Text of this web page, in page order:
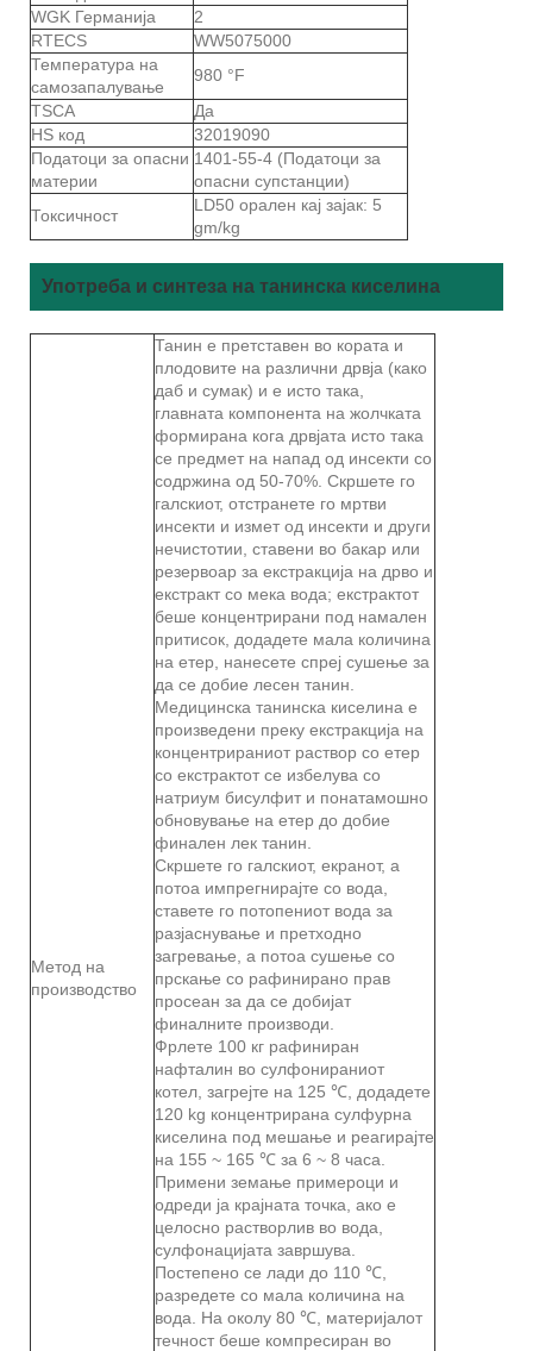
WGK Германија
2
RTECS
WW5075000
Температура на
самозапалување
980 °F
TSCA
Да
HS код
32019090
Податоци за опасни
материи
1401-55-4 (Податоци за
опасни супстанции)
Токсичност
LD50 орален кај зајак: 5
gm/kg
Употреба и синтеза на танинска киселина
Метод на
производство
Танин е претставен во кората и
плодовите на различни дрвја (како
даб и сумак) и е исто така,
главната компонента на жолчката
формирана кога дрвјата исто така
се предмет на напад од инсекти со
содржина од 50-70%. Скршете го
галскиот, отстранете го мртви
инсекти и измет од инсекти и други
нечистотии, ставени во бакар или
резервоар за екстракција на дрво и
екстракт со мека вода; екстрактот
беше концентрирани под намален
притисок, додадете мала количина
на етер, нанесете спреј сушење за
да се добие лесен танин.
Медицинска танинска киселина е
произведени преку екстракција на
концентрираниот раствор со етер
со екстрактот се избелува со
натриум бисулфит и понатамошно
обновување на етер до добие
финален лек танин.
Скршете го галскиот, екранот, а
потоа импрегнирајте со вода,
ставете го потопениот вода за
разјаснување и претходно
загревање, а потоа сушење со
прскање со рафинирано прав
просеан за да се добијат
финалните производи.
Фрлете 100 кг рафиниран
нафталин во сулфонираниот
котел, загрејте на 125 ℃, додадете
120 kg концентрирана сулфурна
киселина под мешање и реагирајте
на 155 ~ 165 ℃ за 6 ~ 8 часа.
Примени земање примероци и
одреди ја крајната точка, ако е
целосно растворлив во вода,
сулфонацијата завршува.
Постепено се лади до 110 ℃,
разредете со мала количина на
вода. На околу 80 ℃, материјалот
течност беше компресиран во